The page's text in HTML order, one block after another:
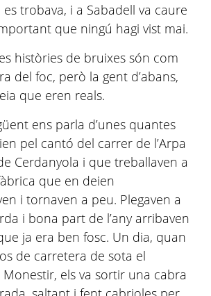
trobava, i a Sabadell va caure
que ningú hagi vist mai.
històries de bruixes són com
del foc, però la gent d’abans,
que eren reals.
ens parla d’unes quantes
pel cantó del carrer de l’Arpa
Cerdanyola i que treballaven a
que en deien
i tornaven a peu. Plegaven a
i bona part de l’any arribaven
ja era ben fosc. Un dia, quan
de carretera de sota el
els va sortir una cabra